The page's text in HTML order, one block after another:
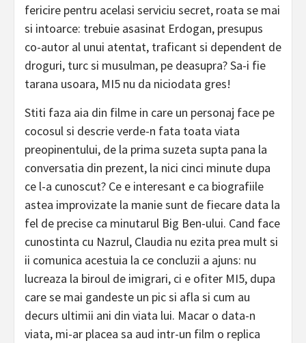
fericire pentru acelasi serviciu secret, roata se mai
si intoarce: trebuie asasinat Erdogan, presupus
co-autor al unui atentat, traficant si dependent de
droguri, turc si musulman, pe deasupra? Sa-i fie
tarana usoara, MI5 nu da niciodata gres!
Stiti faza aia din filme in care un personaj face pe
cocosul si descrie verde-n fata toata viata
preopinentului, de la prima suzeta supta pana la
conversatia din prezent, la nici cinci minute dupa
ce l-a cunoscut? Ce e interesant e ca biografiile
astea improvizate la manie sunt de fiecare data la
fel de precise ca minutarul Big Ben-ului. Cand face
cunostinta cu Nazrul, Claudia nu ezita prea mult si
ii comunica acestuia la ce concluzii a ajuns: nu
lucreaza la biroul de imigrari, ci e ofiter MI5, dupa
care se mai gandeste un pic si afla si cum au
decurs ultimii ani din viata lui. Macar o data-n
viata, mi-ar placea sa aud intr-un film o replica